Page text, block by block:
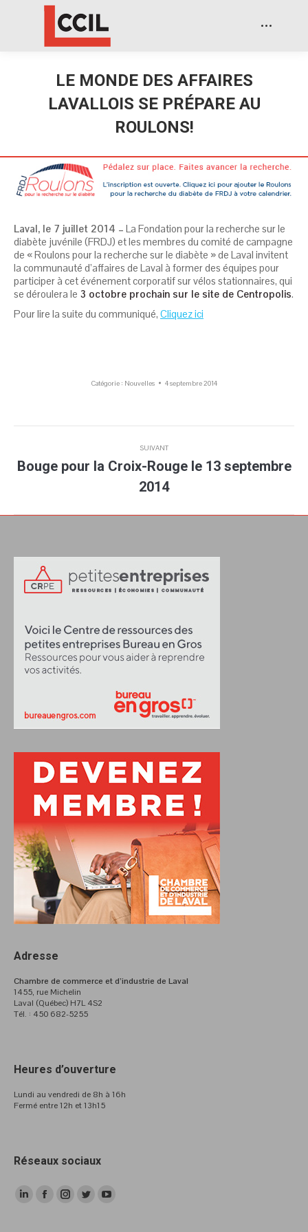
LE MONDE DES AFFAIRES
LAVALLOIS SE PRÉPARE AU
ROULONS!
Laval, le 7 juillet 2014 – La Fondation pour la recherche sur le
diabète juvénile (FRDJ) et les membres du comité de campagne
de « Roulons pour la recherche sur le diabète » de Laval invitent
la communauté d’affaires de Laval à former des équipes pour
participer à cet événement corporatif sur vélos stationnaires, qui
se déroulera le 3 octobre prochain sur le site de Centropolis.
Pour lire la suite du communiqué, Cliquez ici
Catégorie : Nouvelles 4 septembre 2014
article
SUIVANT
Article
suivant
Bouge pour la Croix-Rouge le 13 septembre
2014
Adresse
Chambre de commerce et d’industrie de Laval
1455, rue Michelin
Laval (Québec) H7L 4S2
Tél. : 450 682-5255
Heures d’ouverture
Lundi au vendredi de 8h à 16h
Fermé entre 12h et 13h15
Réseaux sociaux
FacebookInstagram